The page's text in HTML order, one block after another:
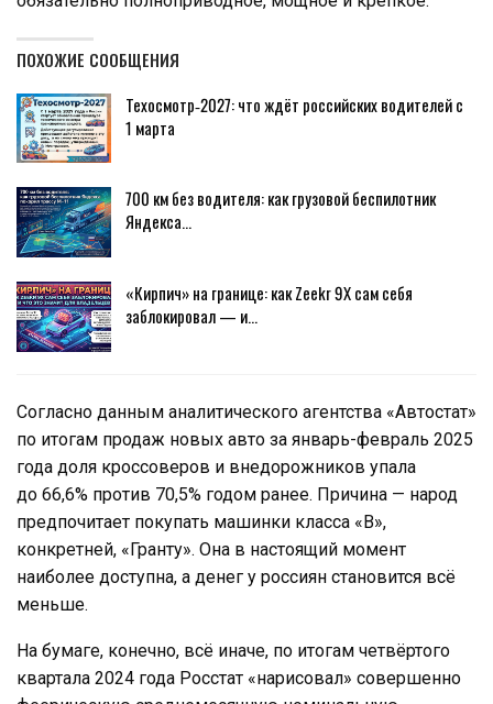
ПОХОЖИЕ СООБЩЕНИЯ
Техосмотр‑2027: что ждёт российских водителей с
1 марта
700 км без водителя: как грузовой беспилотник
Яндекса…
«Кирпич» на границе: как Zeekr 9X сам себя
заблокировал — и…
Согласно данным аналитического агентства «Автостат»
по итогам продаж новых авто за январь-февраль 2025
года доля кроссоверов и внедорожников упала
до 66,6% против 70,5% годом ранее. Причина — народ
предпочитает покупать машинки класса «В»,
конкретней, «Гранту». Она в настоящий момент
наиболее доступна, а денег у россиян становится всё
меньше.
На бумаге, конечно, всё иначе, по итогам четвёртого
квартала 2024 года Росстат «нарисовал» совершенно